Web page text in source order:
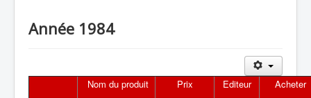
Année 1984
Nom du produit Prix Editeur
Acheter